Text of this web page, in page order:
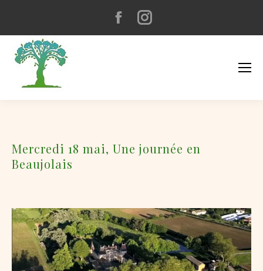
Facebook
page page
Mercredi 18 mai, Une journée en
Beaujolais